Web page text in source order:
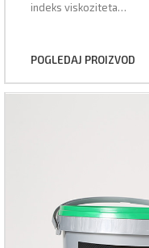
indeks viskoziteta…
POGLEDAJ PROIZVOD